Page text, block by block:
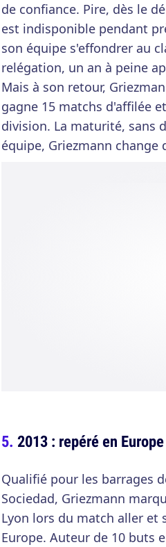
de confiance. Pire, dès le
est indisponible pendant
son équipe s'effondrer au
relégation, un an à peine
Mais à son retour,
gagne 15 matchs d'affilée
division. La maturité, sans
équipe, Griezmann change
2013 : repéré en Europe
Qualifié pour les barrages
Sociedad, Griezmann
Lyon lors du match aller et
Europe. Auteur de 10 buts